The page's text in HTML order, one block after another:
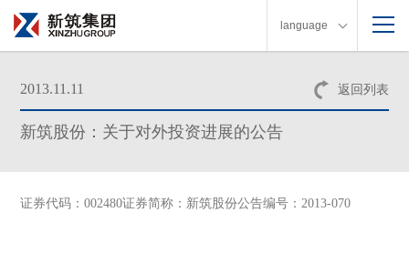
language
返回列表
2013.11.11
新筑股份：关于对外投资进展的公告
证券代码：002480证券简称：新筑股份公告编号：2013-070